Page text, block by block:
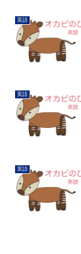
英語
英語
英語